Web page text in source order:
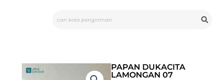
PAPAN DUKACITA
LAMONGAN 07